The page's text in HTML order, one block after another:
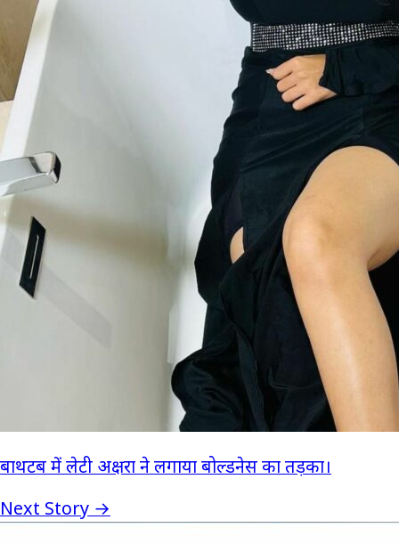
बाथटब में लेटी अक्षरा ने लगाया बोल्डनेस का तड़का।
Next Story →